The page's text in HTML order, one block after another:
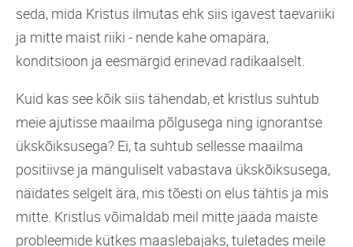
seda, mida Kristus ilmutas ehk siis igavest taevariiki
ja mitte maist riiki - nende kahe omapära,
konditsioon ja eesmärgid erinevad radikaalselt.
Kuid kas see kõik siis tähendab, et kristlus suhtub
meie ajutisse maailma põlgusega ning ignorantse
ükskõiksusega? Ei, ta suhtub sellesse maailma
positiivse ja mänguliselt vabastava ükskõiksusega,
näidates selgelt ära, mis tõesti on elus tähtis ja mis
mitte. Kristlus võimaldab meil mitte jääda maiste
probleemide kütkes maaslebajaks, tuletades meile